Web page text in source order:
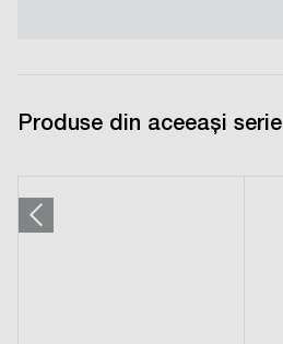
Produse din aceeași serie